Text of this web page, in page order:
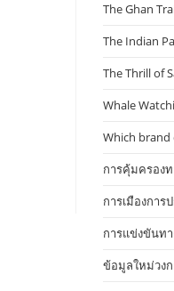
The Ghan
The Indian
The Thrill of
Whale
Which
การคุ้มครอง
การเมืองกา
การแข่งขันท
ข้อมูลใหม่วง